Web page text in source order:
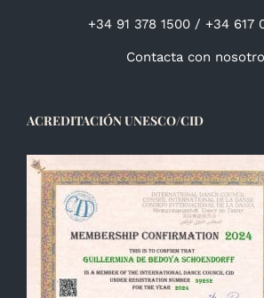
+34 91 378 1500 / +34 617
Contacta con
ACREDITACIÓN UNESCO/CID